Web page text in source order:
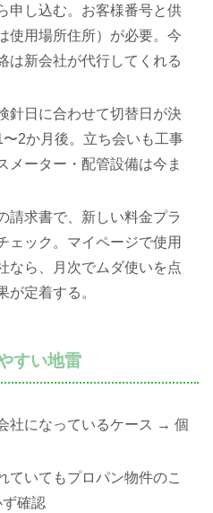
申し込む。お客様番号と供
使用場所住所）が必要。今
は新会社が代行してくれる
針日に合わせて切替日が決
2か月後。立ち会いも工事
メーター・配管設備は今ま
請求書で、新しい料金プラ
ェック。マイページで使用
なら、月次でムダ使いを点
が定着する。
すい地雷
社になっているケース → 個
ていてもプロパン物件のこ
確認